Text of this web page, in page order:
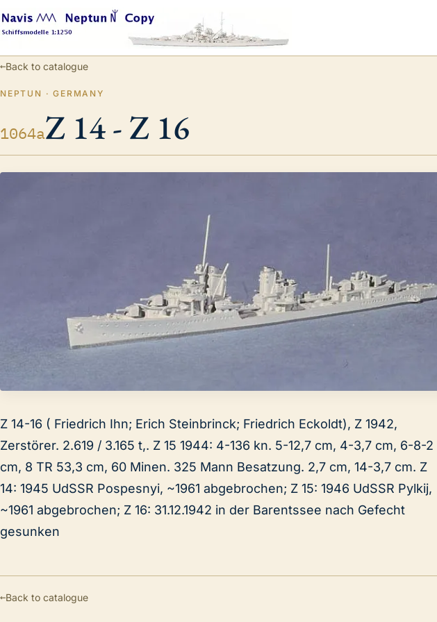
←Back to catalogue
NEPTUN · GERMANY
1064aZ 14 - Z 16
Z 14-16 ( Friedrich Ihn; Erich Steinbrinck; Friedrich Eckoldt), Z 1942,
Zerstörer. 2.619 / 3.165 t,. Z 15 1944: 4-136 kn. 5-12,7 cm, 4-3,7 cm, 6-8-2
cm, 8 TR 53,3 cm, 60 Minen. 325 Mann Besatzung. 2,7 cm, 14-3,7 cm. Z
14: 1945 UdSSR Pospesnyi, ~1961 abgebrochen; Z 15: 1946 UdSSR Pylkij,
~1961 abgebrochen; Z 16: 31.12.1942 in der Barentssee nach Gefecht
gesunken
←Back to catalogue